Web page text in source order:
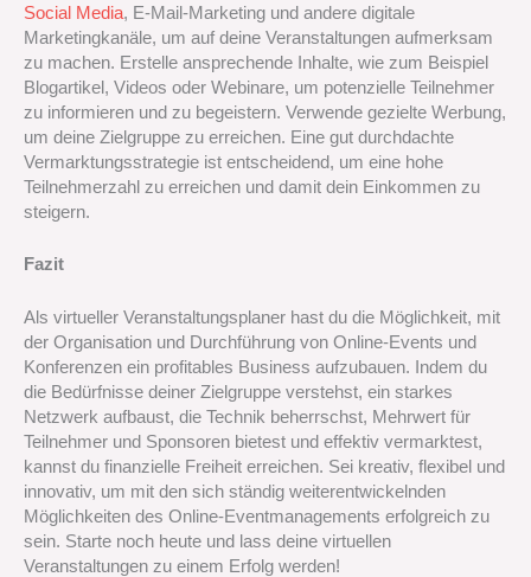
Social Media, E-Mail-Marketing und andere digitale
Marketingkanäle, um auf deine Veranstaltungen aufmerksam
zu machen. Erstelle ansprechende Inhalte, wie zum Beispiel
Blogartikel, Videos oder Webinare, um potenzielle Teilnehmer
zu informieren und zu begeistern. Verwende gezielte Werbung,
um deine Zielgruppe zu erreichen. Eine gut durchdachte
Vermarktungsstrategie ist entscheidend, um eine hohe
Teilnehmerzahl zu erreichen und damit dein Einkommen zu
steigern.
Fazit
Als virtueller Veranstaltungsplaner hast du die Möglichkeit, mit
der Organisation und Durchführung von Online-Events und
Konferenzen ein profitables Business aufzubauen. Indem du
die Bedürfnisse deiner Zielgruppe verstehst, ein starkes
Netzwerk aufbaust, die Technik beherrschst, Mehrwert für
Teilnehmer und Sponsoren bietest und effektiv vermarktest,
kannst du finanzielle Freiheit erreichen. Sei kreativ, flexibel und
innovativ, um mit den sich ständig weiterentwickelnden
Möglichkeiten des Online-Eventmanagements erfolgreich zu
sein. Starte noch heute und lass deine virtuellen
Veranstaltungen zu einem Erfolg werden!